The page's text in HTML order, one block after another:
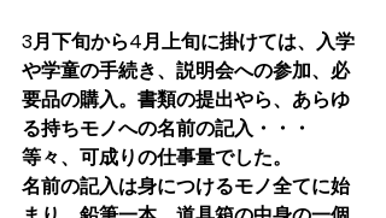
3月下旬から4月上旬に掛けては、入学
や学童の手続き、説明会への参加、必
要品の購入。書類の提出やら、あらゆ
る持ちモノへの名前の記入・・・
等々、可成りの仕事量でした。
名前の記入は身につけるモノ全てに始